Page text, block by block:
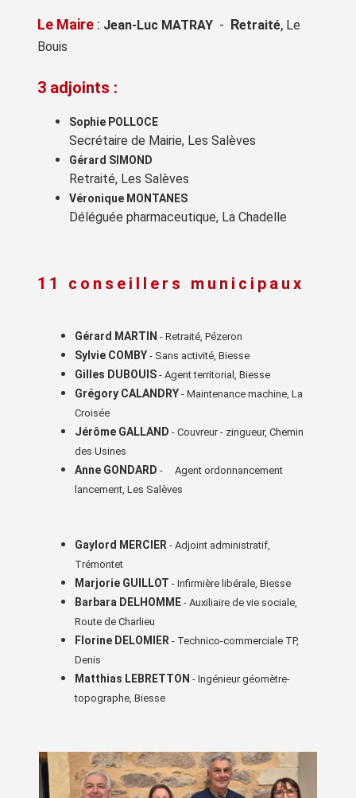
Le Maire : Jean-Luc MATRAY - Retraité, Le
Bouis
3 adjoints :
Sophie POLLOCE
Secrétaire de Mairie, Les Salèves
Gérard SIMOND
Retraité, Les Salèves
Véronique MONTANES
Déléguée pharmaceutique, La Chadelle
11 conseillers municipaux
Gérard MARTIN - Retraité, Pézeron
Sylvie COMBY - Sans activité, Biesse
Gilles DUBOUIS - Agent territorial, Biesse
Grégory CALANDRY - Maintenance machine, La
Croisée
Jérôme GALLAND - Couvreur - zingueur, Chemin
des Usines
Anne GONDARD - Agent ordonnancement
lancement, Les Salèves
Gaylord MERCIER - Adjoint administratif,
Trémontet
Marjorie GUILLOT - Infirmière libérale, Biesse
Barbara DELHOMME - Auxiliaire de vie sociale,
Route de Charlieu
Florine DELOMIER - Technico-commerciale TP,
Denis
Matthias LEBRETTON - Ingénieur géomètre-
topographe, Biesse